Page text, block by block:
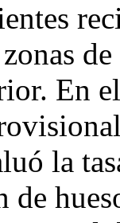
En
la
de